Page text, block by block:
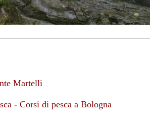
Martelli
- Corsi di pesca a Bologna